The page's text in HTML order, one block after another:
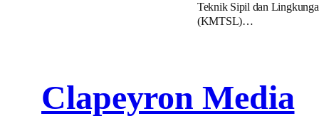
Teknik Sipil dan
(KMTSL)…
Clapeyron Media